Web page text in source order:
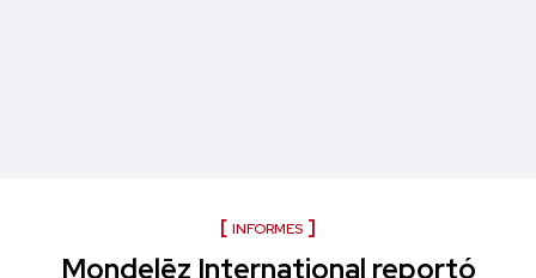
INFORMES
Mondelēz International reportó